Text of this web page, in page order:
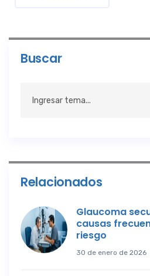
Buscar
Relacionados
Glaucoma
causas
riesgo
30 de enero de 2026